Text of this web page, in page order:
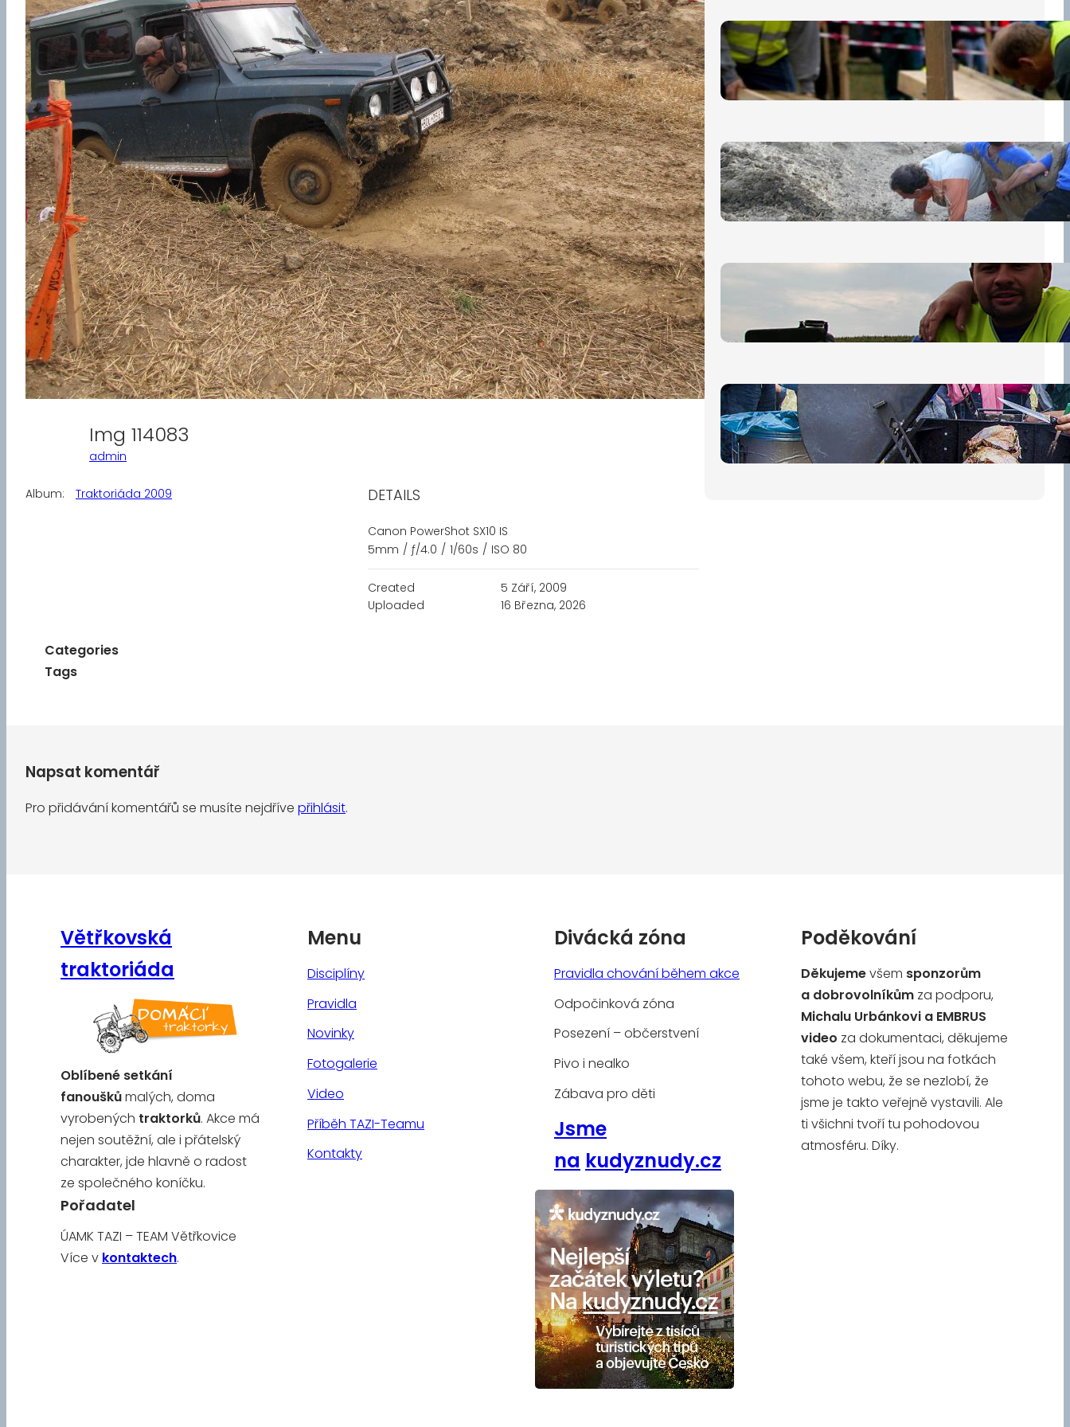
Img 114083
admin
Album: Traktoriáda 2009 DETAILS
Canon PowerShot SX10 IS
5mm / ƒ/4.0 / 1/60s / ISO 80
Created
5 Září, 2009
Uploaded
16 Března, 2026
Categories
Tags
Nová pravidla pro účastníky
13 července, 2026
„Prase za prase“: Kdo doběhne
první, vyhraje!
30 června, 2026
Bezpečnost na prvním místě
15 května, 2026
Pro diváky
30 dubna, 2026
Napsat komentář
Pro přidávání komentářů se musíte nejdříve přihlásit.
Větřkovská
traktoriáda
Oblíbené setkání
fanouškůmalých, doma
vyrobených traktorků. Akce má
nejen soutěžní, ale i přátelský
charakter, jde hlavně o radost
ze společného koníčku.
Pořadatel
ÚAMK TAZI – TEAM Větřkovice
Více v kontaktech.
Menu
Disciplíny
Pravidla
Novinky
Fotogalerie
Video
Příběh TAZI-Teamu
Kontakty
Divácká zóna
Pravidla chování během akce
Odpočinková zóna
Posezení – občerstvení
Pivo i nealko
Zábava pro děti
Jsme
na kudyznudy.cz
Poděkování
Děkujemevšem sponzorům
a dobrovolníkům za podporu,
Michalu Urbánkovi a EMBRUS
video za dokumentaci, děkujeme
také všem, kteří jsou na fotkách
tohoto webu, že se nezlobí, že
jsme je takto veřejně vystavili. Ale
ti všichni tvoří tu pohodovou
atmosféru. Díky.